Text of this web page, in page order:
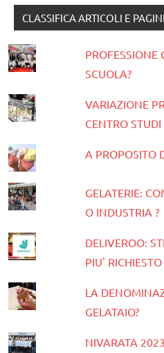
CLASSIFICA ARTICOLI E
PROFESSIONE
SCUOLA?
VARIAZIONE
CENTRO
A PROPOSITO
GELATERIE:
O INDUSTRIA ?
DELIVEROO:
PIU' RICHIESTO
LA
GELATAIO?
NIVARATA